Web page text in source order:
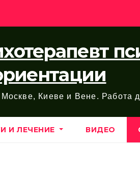
Киеве и Вене. Работа
И ЛЕЧЕНИЕ ВИДЕО